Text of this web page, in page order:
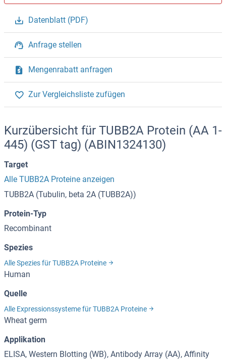
Datenblatt (PDF)
Anfrage stellen
Mengenrabatt anfragen
Zur Vergleichsliste zufügen
Kurzübersicht für TUBB2A Protein (AA 1-
445) (GST tag) (ABIN1324130)
Target
Alle TUBB2A Proteine anzeigen
TUBB2A (Tubulin, beta 2A (TUBB2A))
Protein-Typ
Recombinant
Spezies
Alle Spezies für TUBB2A Proteine
Human
Quelle
Alle Expressionssysteme für TUBB2A Proteine
Wheat germ
Applikation
ELISA, Western Blotting (WB), Antibody Array (AA), Affinity